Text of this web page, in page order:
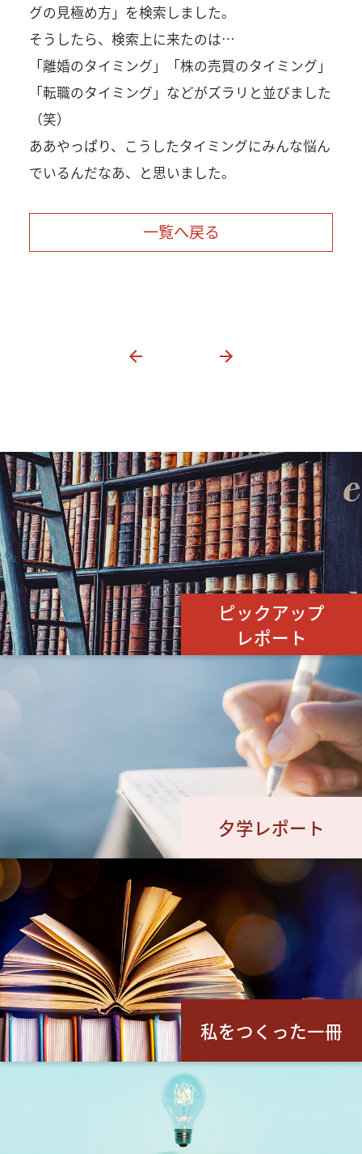
グの見極め方」を検索しました。
そうしたら、検索上に来たのは…
「離婚のタイミング」「株の売買のタイミング」
「転職のタイミング」などがズラリと並びました
（笑）
ああやっぱり、こうしたタイミングにみんな悩ん
でいるんだなあ、と思いました。
一覧へ戻る
ピックアップ
レポート
夕学レポート
私をつくった一冊